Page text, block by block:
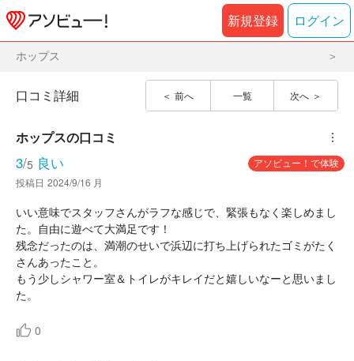
新規登録 ログイン
ホップス
前へ 一覧 次へ
口コミ詳細
ホップスの口コミ ︙
3/5 良い
アソビュー！で体験
投稿日 2024/9/16 月
いい意味でスタッフさんがラフな感じで、緊張もなく楽しめまし
た。自由に遊べて大満足です！
残念だったのは、満潮のせいで浜辺に打ち上げられたゴミがたく
さんあったこと。
もう少しシャワー室＆トイレがキレイだと嬉しいなーと思いまし
た。
0